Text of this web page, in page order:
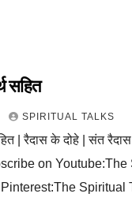
सहित
SPIRITUAL TALKS
| रैदास के दोहे | संत
on Youtube:The
Spiritual